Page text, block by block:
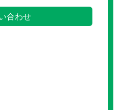
合わせ